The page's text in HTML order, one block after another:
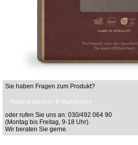
Sie haben Fragen zum Produkt?
Rückruf-Service / E-Mail-Service
oder rufen Sie uns an: 030/492 064 90
(Montag bis Freitag, 9-18 Uhr).
Wir beraten Sie gerne.